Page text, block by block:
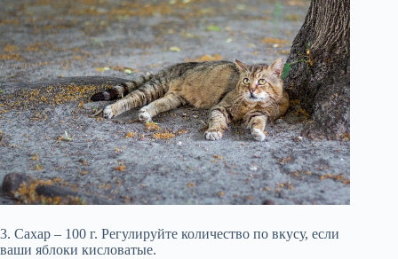
3. Сахар – 100 г. Регулируйте количество по вкусу, если
ваши яблоки кисловатые.